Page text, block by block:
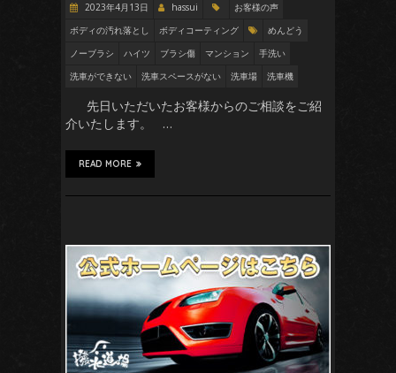
2023年4月13日 hassui
お客様の声
ボディの汚れ落とし
ボディコーティング
めんどう
ノーブラシ
ハイツ ブラシ傷 マンション
手洗い
洗車ができない
洗車スペースがない 洗車場 洗車機
先日いただいたお客様からのご相談をご紹
介いたします。 …
READ MORE